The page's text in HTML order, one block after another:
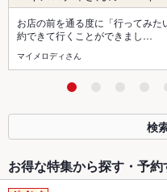
お店の前を通る度に「行ってみ
約できて行くことができまし…
マイメロディさん
検
お得な特集から探す・予約